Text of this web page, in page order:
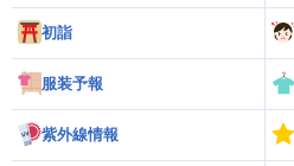
初詣
服装予報
紫外線情報